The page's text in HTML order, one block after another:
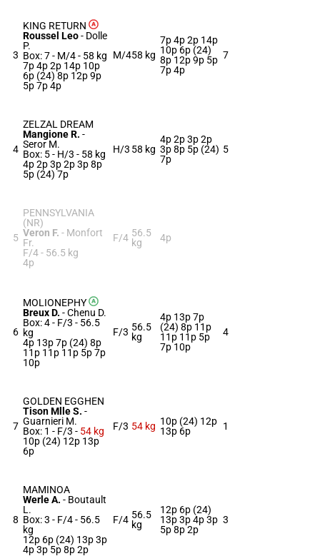
3
KING RETURN
Roussel Leo- Dolle
P.
Box: 7 - M/4 - 58 kg
7p 4p 2p 14p 10p
6p (24) 8p 12p 9p
5p 7p 4p
M/458 kg
7p 4p 2p 14p
10p 6p (24)
8p 12p 9p 5p
7p 4p
7
4
ZELZAL DREAM
Mangione R. -
Seror M.
Box: 5 - H/3 - 58 kg
4p 2p 3p 2p 3p 8p
5p (24) 7p
H/3 58 kg
4p 2p 3p 2p
3p 8p 5p (24)
7p
5
5
PENNSYLVANIA
(NR)
Veron F. - Monfort
Fr.
F/4 - 56.5 kg
4p
F/4 56.5
kg
4p
6
MOLIONEPHY
Breux D. -Chenu D.
Box: 4 - F/3 - 56.5
kg
4p 13p 7p (24) 8p
11p 11p 11p 5p 7p
10p
F/3 56.5
kg
4p 13p 7p
(24) 8p 11p
11p 11p 5p
7p 10p
4
7
GOLDEN EGGHEN
Tison Mlle S. -
Guarnieri M.
Box: 1 - F/3 - 54 kg
10p (24) 12p 13p
6p
F/3 54 kg 10p (24) 12p
13p 6p
1
8
MAMINOA
Werle A. - Boutault
L.
Box: 3 - F/4 - 56.5
kg
12p 6p (24) 13p 3p
4p 3p 5p 8p 2p
F/4 56.5
kg
12p 6p (24)
13p 3p 4p 3p
5p 8p 2p
3